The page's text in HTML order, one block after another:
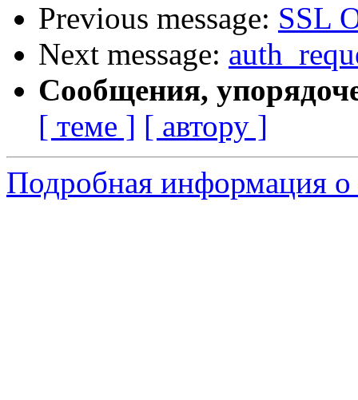
Previous message: SSL
Next message:
Сообщения,
[ теме ] [ автору ]
Подробная информация